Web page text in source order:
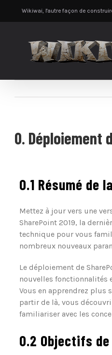
Wikiwai, l'autre façon de
0. Déploiement
0.1 Résumé de
Mettez à jour vers une
SharePoint 2019, la
technique pour vous
nombreux nouveaux
Le déploiement de
nouvelles fonctionnalités
Vous en apprendrez plus
partir de là, vous
familiariser avec les
0.2 Objectifs